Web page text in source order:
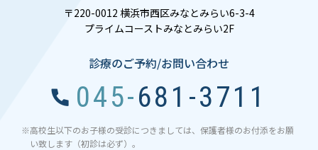
〒220-0012 横浜市西区みなとみらい6-3-4
プライムコーストみなとみらい2F
診療のご予約/お問い合わせ
045-681-3711
※高校生以下のお子様の受診につきましては、保護者様のお付添をお願
い致します（初診は必ず）。